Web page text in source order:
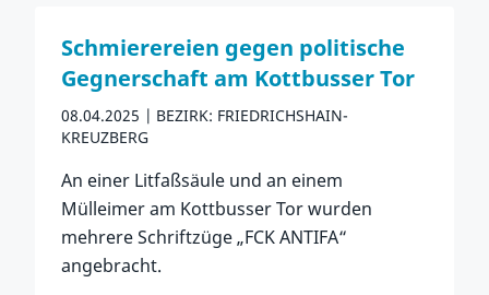
Schmierereien gegen politische
Gegnerschaft am Kottbusser Tor
08.04.2025
BEZIRK: FRIEDRICHSHAIN-
KREUZBERG
An einer Litfaßsäule und an einem
Mülleimer am Kottbusser Tor wurden
mehrere Schriftzüge „FCK ANTIFA“
angebracht.